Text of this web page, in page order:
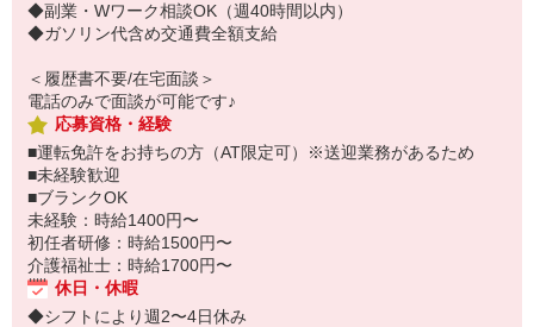
◆副業・Wワーク相談OK（週40時間以内）
◆ガソリン代含め交通費全額支給
＜履歴書不要/在宅面談＞
電話のみで面談が可能です♪
応募資格・経験
■運転免許をお持ちの方（AT限定可）※送迎業務があるため
■未経験歓迎
■ブランクOK
未経験：時給1400円〜
初任者研修：時給1500円〜
介護福祉士：時給1700円〜
休日・休暇
◆シフトにより週2〜4日休み